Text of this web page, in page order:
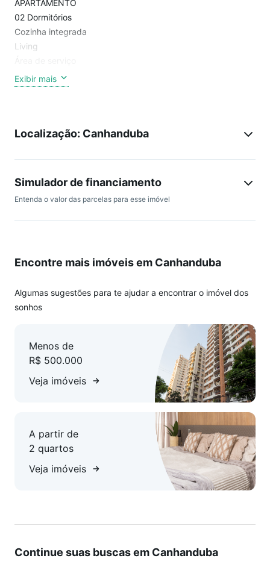
APARTAMENTO
02 Dormitórios
Cozinha integrada
Living
01 Vaga de garagem
Cada torre com 14 Pavimentos
03 Elevadores por torre
Interfone nas torres conectadas à portaria de cada bloco
Água, Luz e Gás individual por apartamento
Chafariz
Salão de Festa
Home Cinema
Espaço Mulher
Playground
Espaço Fitness
Pergolado
A conteúdo removido Balneário Camboriú, está disponível no
WhatsApp. Adicione o telefone que aparece ao lado.
Exibir mais
Localização: Canhanduba
Simulador de financiamento
Entenda o valor das parcelas para esse imóvel
Encontre mais imóveis em Canhanduba
Algumas sugestões para te ajudar a encontrar o imóvel dos
sonhos
Menos de
R$ 500.000
Veja imóveis
A partir de
2 quartos
Veja imóveis
Continue suas buscas em Canhanduba